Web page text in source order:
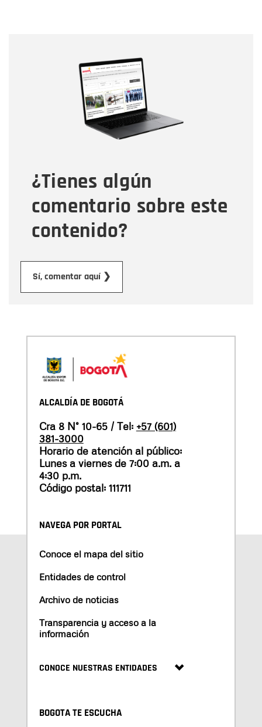
¿Tienes algún
comentario sobre este
contenido?
Sí, comentar aquí ❯
Correo electrónico
Tipo de comentario
Mensaje
ALCALDÍA DE BOGOTÁ
Cra 8 N° 10-65 / Tel: +57 (601)
381-3000
Horario de atención al público:
Lunes a viernes de 7:00 a.m. a
4:30 p.m.
Código postal: 111711
NAVEGA POR PORTAL
Conoce el mapa del sitio
Entidades de control
Archivo de noticias
Transparencia y acceso a la
información
CONOCE NUESTRAS ENTIDADES
BOGOTA TE ESCUCHA